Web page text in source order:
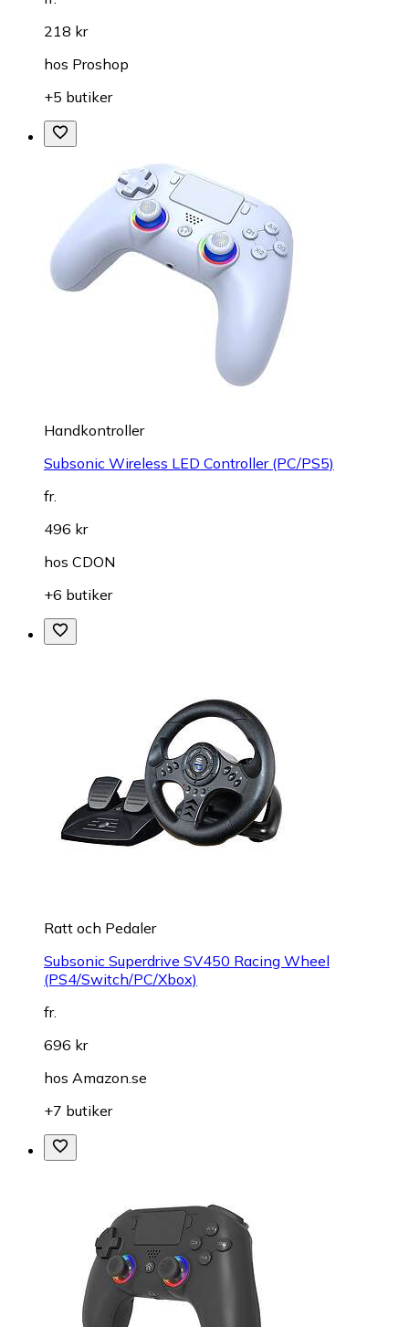
218 kr
hos Proshop
+5 butiker
Handkontroller
Subsonic Wireless LED Controller (PC/PS5)
fr.
496 kr
hos CDON
+6 butiker
Ratt och Pedaler
Subsonic Superdrive SV450 Racing Wheel
(PS4/Switch/PC/Xbox)
fr.
696 kr
hos Amazon.se
+7 butiker